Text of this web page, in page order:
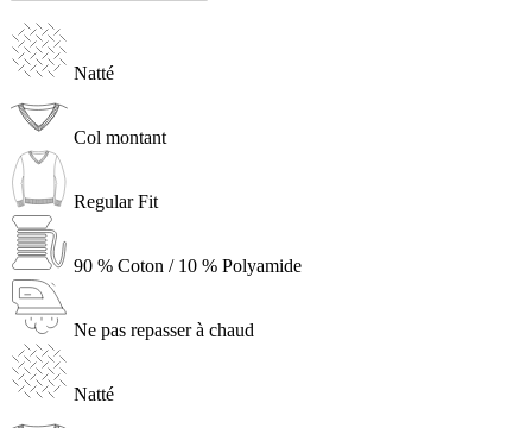
Natté
Col montant
Regular Fit
90 % Coton / 10 % Polyamide
Ne pas repasser à chaud
Natté